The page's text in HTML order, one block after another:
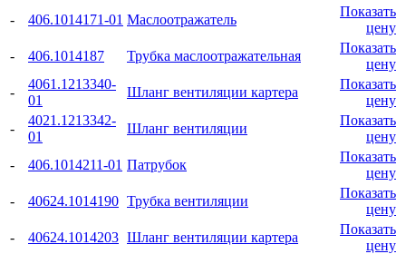
-
406.1014171-01 Маслоотражатель
Показать
цену
-
406.1014187 Трубка маслоотражательная
Показать
цену
-
4061.1213340-
01
Шланг вентиляции картера
Показать
цену
-
4021.1213342-
01
Шланг вентиляции
Показать
цену
-
406.1014211-01 Патрубок
Показать
цену
-
40624.1014190 Трубка вентиляции
Показать
цену
-
40624.1014203 Шланг вентиляции картера
Показать
цену